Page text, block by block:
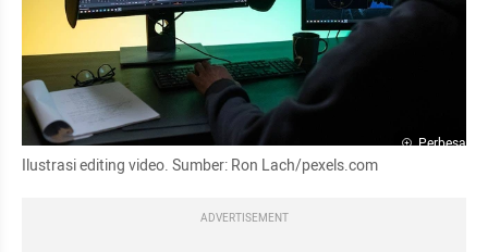
Perbesar
Ilustrasi editing video. Sumber: Ron Lach/pexels.com
ADVERTISEMENT